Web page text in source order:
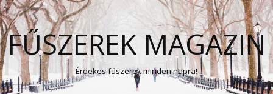
FŰSZEREK MAGAZIN
Érdekes fűszerek minden napra!